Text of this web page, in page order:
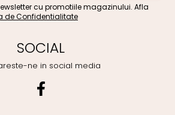
cu promotiile magazinului. Afla
de Confidentialitate
SOCIAL
ne in social media